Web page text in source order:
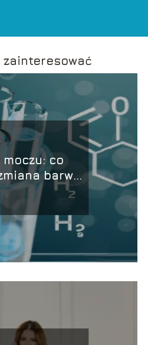
zainteresować
moczu: co
barwy i